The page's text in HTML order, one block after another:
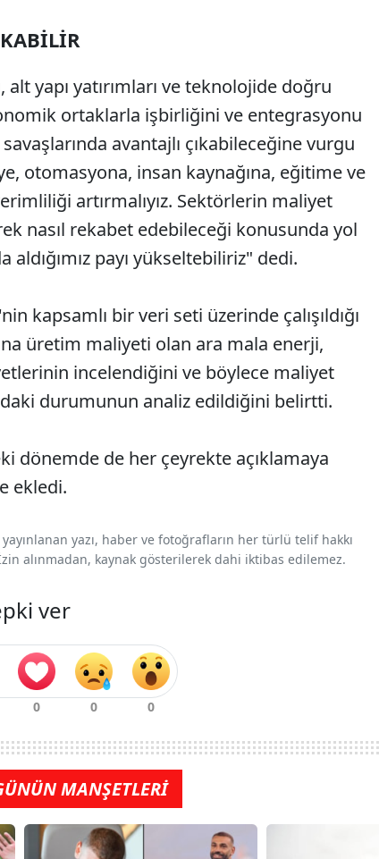
yapı yatırımları ve teknolojide doğru
ortaklarla işbirliğini ve entegrasyonu
avantajlı çıkabileceğine vurgu
otomasyona, insan kaynağına, eğitime ve
artırmalıyız. Sektörlerin maliyet
nasıl rekabet edebileceği konusunda yol
payı yükseltebiliriz" dedi.
kapsamlı bir veri seti üzerinde çalışıldığı
üretim maliyeti olan ara mala enerji,
incelendiğini ve böylece maliyet
durumunun analiz edildiğini belirtti.
dönemde de her çeyrekte açıklamaya
ekledi.
yazı, haber ve fotoğrafların her türlü telif hakkı
alınmadan, kaynak gösterilerek dahi iktibas edilemez.
ver
MANŞETLERİ